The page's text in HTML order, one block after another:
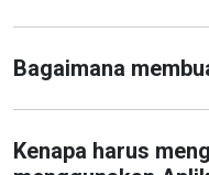
Bagaimana
Kenapa harus